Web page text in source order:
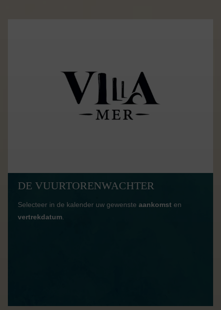
DE VUURTORENWACHTER
Selecteer in de kalender uw gewenste aankomst en
vertrekdatum